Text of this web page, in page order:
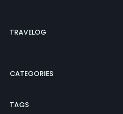
TRAVELOG
CATEGORIES
TAGS